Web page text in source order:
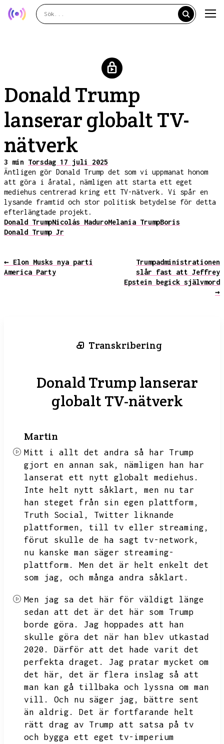
Donald Trump
lanserar globalt TV-
nätverk
3 min Torsdag 17 juli 2025
Äntligen gör Donald Trump det som vi uppmanat honom
att göra i åratal, nämligen att starta ett eget
mediehus centrerad kring ett TV-nätverk. Vi spår en
lysande framtid och stor politisk betydelse för detta
efterlängtade projekt.
Donald TrumpNicolás MaduroMelania TrumpBoris
Donald Trump Jr
← Elon Musks nya parti
America Party
Trumpadministrationen
slår fast att Jeffrey
Epstein begick självmord
→
Transkribering
Donald Trump lanserar
globalt TV-nätverk
Martin
Mitt i allt det andra så har Trump
gjort en annan sak,
nämligen han har
lanserat ett nytt globalt mediehus.
Inte helt nytt såklart,
men nu tar
han steget från sin egen plattform,
Truth Social,
Twitter liknande
plattformen,
till tv eller streaming,
förut skulle de ha sagt tv-network,
nu kanske man säger streaming-
plattform.
Men det är helt enkelt det
som jag,
och många andra såklart.
Men jag sa det här för väldigt länge
sedan att det är det här som Trump
borde göra.
Jag hoppades att han
skulle göra det när han blev utkastad
2020.
Därför att det hade varit det
perfekta draget.
Jag pratar mycket om
det här,
det är flera inslag så att
man kan gå tillbaka och lyssna om man
vill.
Och nu säger jag,
bättre sent
än aldrig.
Det är fortfarande helt
rätt drag av Trump att satsa på tv
och bygga ett eget tv-imperium